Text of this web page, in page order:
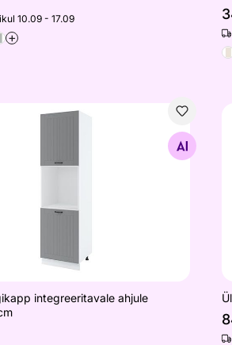
10.09 - 17.09
+
integreeritavale ahjule
integreeritavale ahjule